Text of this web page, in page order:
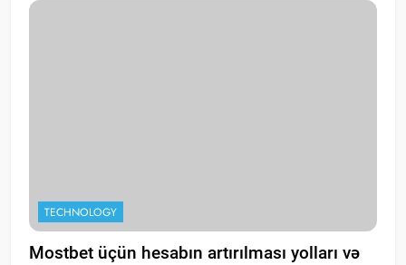
TECHNOLOGY
Mostbet üçün hesabın artırılması yolları və